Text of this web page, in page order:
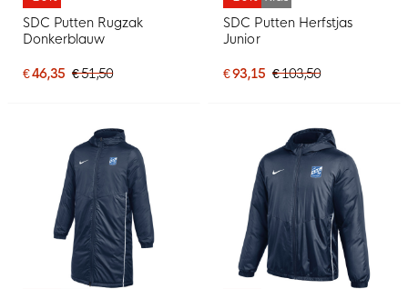
SDC Putten Rugzak
Donkerblauw
€ 46,35 € 51,50
SDC Putten Herfstjas
Junior
€ 93,15 € 103,50